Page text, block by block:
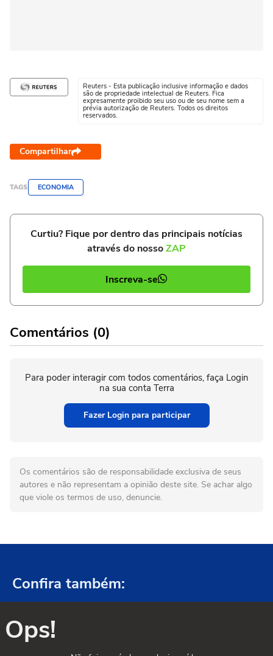
Reuters - Esta publicação inclusive informação e dados
são de propriedade intelectual de Reuters. Fica
expresamente proibido seu uso ou de seu nome sem a
prévia autorização de Reuters. Todos os direitos
reservados.
Compartilhar
TAGS ECONOMIA
Curtiu? Fique por dentro das principais notícias
através do nossoZAP
Inscreva-se
Comentários (0)
Para poder interagir com todos comentários, faça Login
na sua conta Terra
Fazer Login para participar
Os comentários são de responsabilidade exclusiva de seus
autores e não representam a opinião deste site. Se achar algo
que viole os termos de uso, denuncie.
Confira também:
Ops!